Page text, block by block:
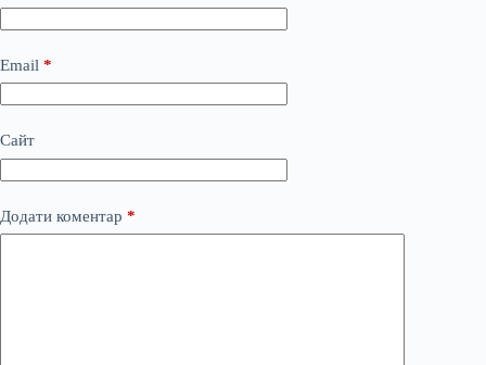
Email *
Сайт
Додати коментар *